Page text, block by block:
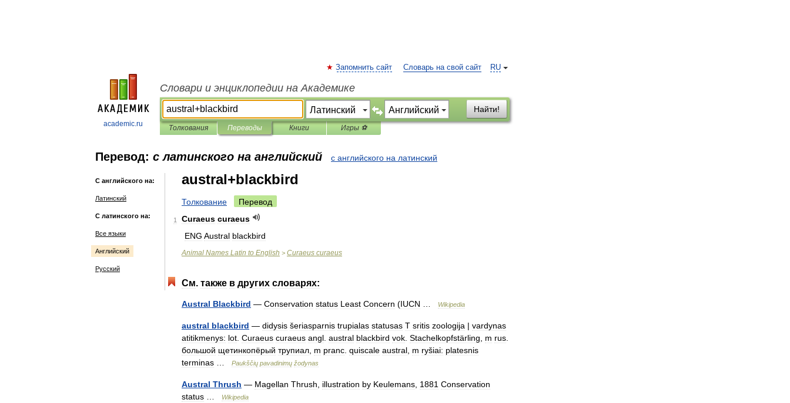
academic.ru
RU
Запомнить сайт Словарь на свой сайт
Словари и энциклопедии на Академике
Найти!
Толкования Переводы Книги Игры ⚽
Перевод: с латинского на английский с английского на латинский
С английского на:
Латинский
С латинского на:
Все языки
Английский
Русский
austral+blackbird
Толкование Перевод
1 Curaeus curaeus
ENG Austral blackbird
Animal Names Latin to English > Curaeus curaeus
См. также в других словарях:
Austral Blackbird — Conservation status Least Concern (IUCN Wikipedia
austral blackbird — didysis šeriasparnis trupialas statusas T sritis zoologija | vardynas
atitikmenys: lot Curaeus curaeus angl austral blackbird vok Stachelkopfstärling m rus
большой щетинкопёрый трупиал m pranc quiscale austral m ryšiai: platesnis
terminas
Paukščių pavadinimų žodynas
Austral Thrush — Magellan Thrush illustration by Keulemans 1881 Conservation
status
Wikipedia